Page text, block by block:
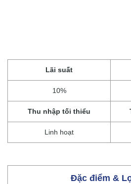
Lãi suất
10%
Thu nhập tối thiểu
Linh hoạt
Đặc điểm &